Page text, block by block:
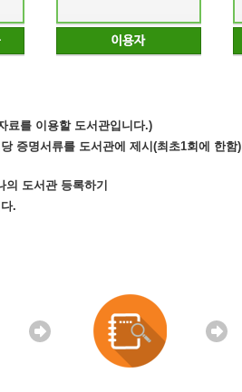
료를 이용할 도서관입니다.)
증명서류를 도서관에 제시(최초1회에 한함)
도서관 등록하기
.